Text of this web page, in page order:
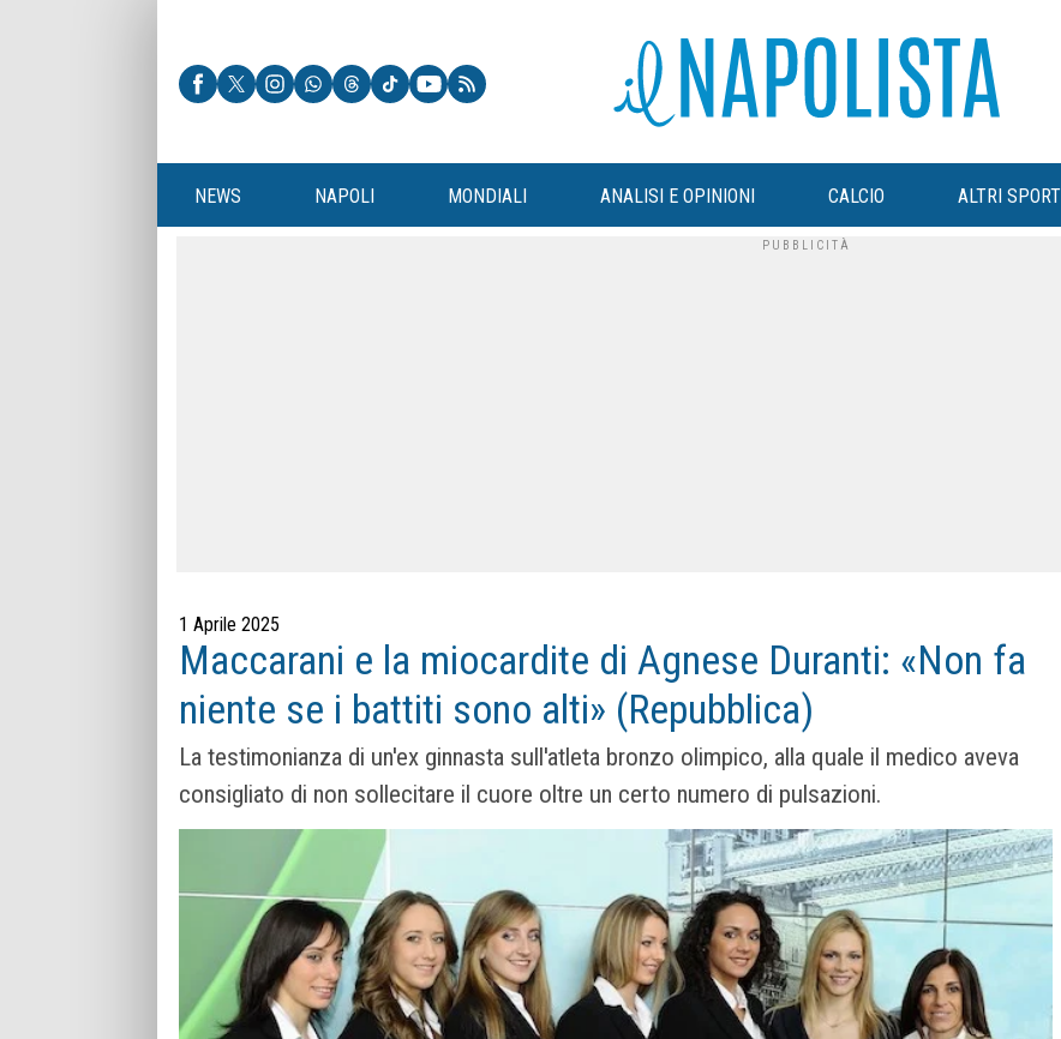
NEWS NAPOLI MONDIALI ANALISI E OPINIONI CALCIO ALTRI SPORT
1 Aprile 2025
Maccarani e la miocardite di Agnese Duranti: «Non fa
niente se i battiti sono alti» (Repubblica)
La testimonianza di un'ex ginnasta sull'atleta bronzo olimpico, alla quale il medico aveva
consigliato di non sollecitare il cuore oltre un certo numero di pulsazioni.